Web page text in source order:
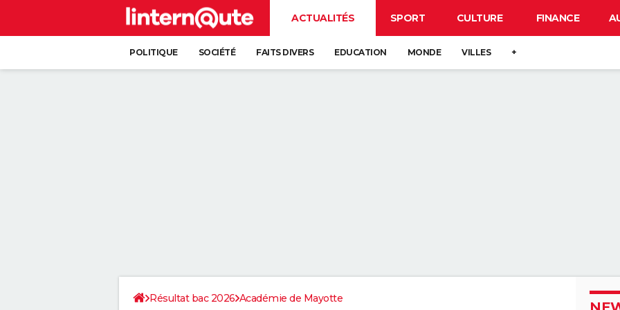
ACTUALITÉS SPORT CULTURE FINANCE
POLITIQUE SOCIÉTÉ FAITS DIVERS EDUCATION MONDE VILLES +
Résultat bac 2026 Académie de Mayotte